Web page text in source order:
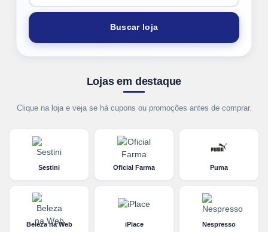
Buscar loja
Lojas em destaque
Clique na loja e veja se há cupons ou promoções antes de comprar.
Sestini Oficial Farma Puma
Beleza na Web iPlace Nespresso